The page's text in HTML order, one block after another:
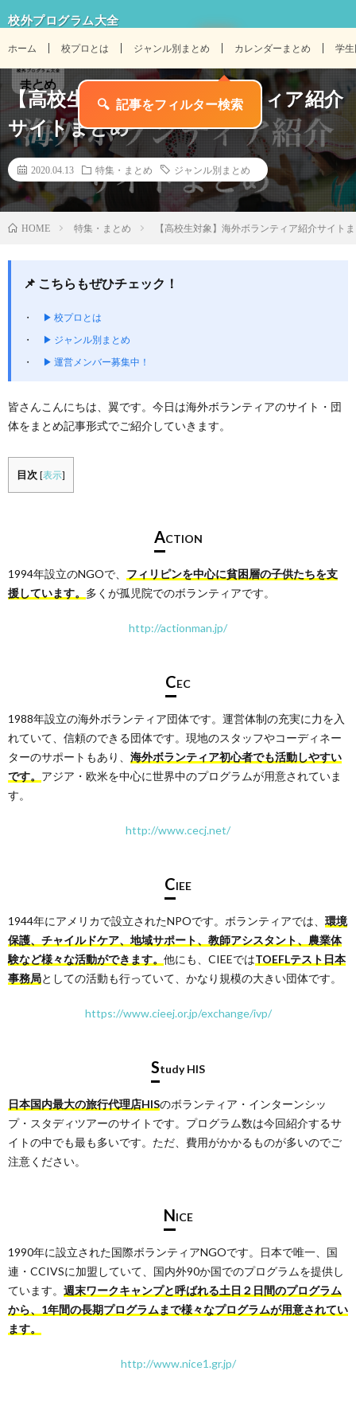
校外プログラム大全
ホーム 校プロとは ジャンル別まとめ カレンダーまとめ 学
【高校生対象】海外ボランティア紹介
サイトまとめ
2020.04.13 特集・まとめ ジャンル別まとめ
HOME 特集・まとめ 【高校生対象】海外ボランティア紹介サイト
📌 こちらもぜひチェック！
▶ 校プロとは
▶ ジャンル別まとめ
▶ 運営メンバー募集中！
皆さんこんにちは、翼です。今日は海外ボランティアのサイト・団
体をまとめ記事形式でご紹介していきます。
目次 [表示]
ACTION
1994年設立のNGOで、 フィリピンを中心に貧困層の子供たちを支
援しています。 多くが孤児院でのボランティアです。
http://actionman.jp/
CEC
1988年設立の海外ボランティア団体です。運営体制の充実に力を入
れていて、信頼のできる団体です。現地のスタッフやコーディネー
ターのサポートもあり、 海外ボランティア初心者でも活動しやすい
です。 アジア・欧米を中心に世界中のプログラムが用意されていま
す。
http://www.cecj.net/
CIEE
1944年にアメリカで設立されたNPOです。ボランティアでは、 環境
保護、チャイルドケア、地域サポート、教師アシスタント、農業体
験など様々な活動ができます。 他にも、CIEEではTOEFLテスト日本
事務局としての活動も行っていて、かなり規模の大きい団体です。
https://www.cieej.or.jp/exchange/ivp/
Study HIS
日本国内最大の旅行代理店HISのボランティア・インターンシッ
プ・スタディツアーのサイトです。プログラム数は今回紹介するサ
イトの中でも最も多いです。ただ、費用がかかるものが多いのでご
注意ください。
NICE
1990年に設立された国際ボランティアNGOです。日本で唯一、国
連・CCIVSに加盟していて、国内外90か国でのプログラムを提供し
ています。 週末ワークキャンプと呼ばれる土日２日間のプログラム
から、1年間の長期プログラムまで様々なプログラムが用意されてい
ます。
http://www.nice1.gr.jp/
🔍 記事をフィルター検索